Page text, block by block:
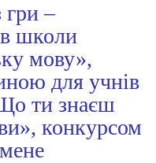
–
школи
мову»,
для учнів
ти знаєш
конкурсом